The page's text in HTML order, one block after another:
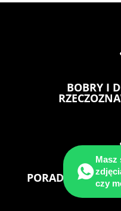
BOBRY I
PORADA
Masz
czy